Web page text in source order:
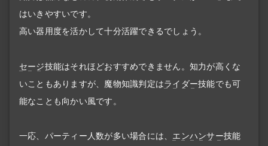
はいきやすいです。
高い器用度を活かして十分活躍できるでしょう。
セージ技能はそれほどおすすめできません。知力が高くな
いこともありますが、魔物知識判定はライダー技能でも可
能なことも向かい風です。
一応、パーティー人数が多い場合には、 エンハンサー技能